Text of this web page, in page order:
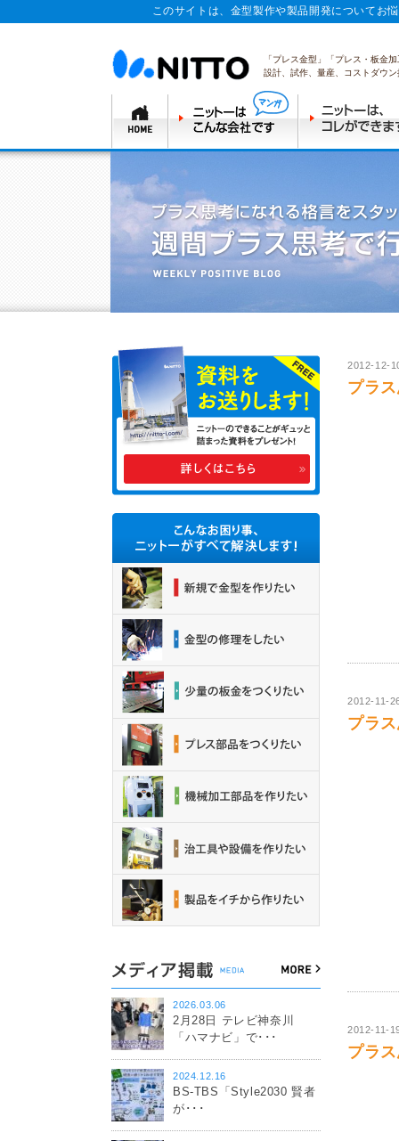
このサイトは、金型製作や製品開発についてお
「プレス金型」「プレス・板金
設計、試作、量産、コストダウ
2012-12-
プラ
2012-11-
プラ
2012-11-
プラ
2026.03.06
2月28日 テレビ神奈川
「ハマナビ」で･･･
2024.12.16
BS-TBS「Style2030 賢者
が･･･